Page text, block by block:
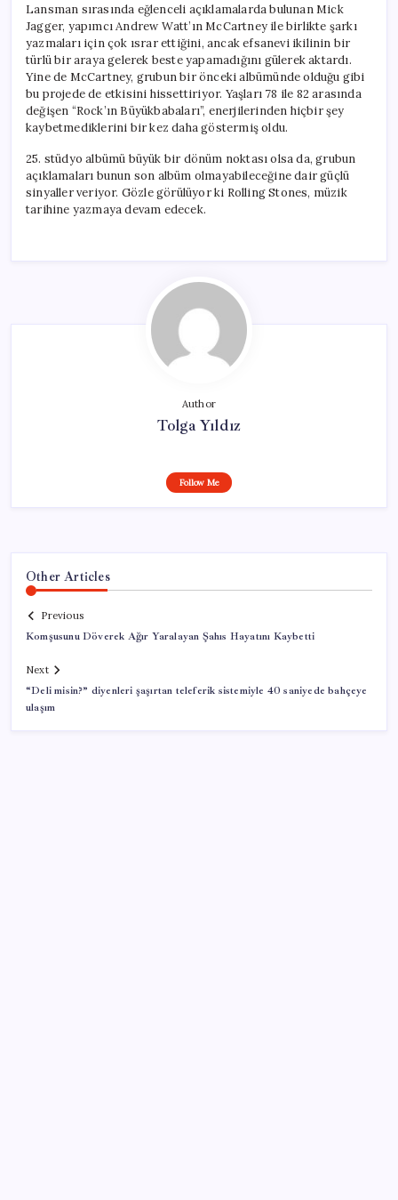
Lansman sırasında eğlenceli açıklamalarda bulunan Mick
Jagger, yapımcı Andrew Watt’ın McCartney ile birlikte şarkı
yazmaları için çok ısrar ettiğini, ancak efsanevi ikilinin bir
türlü bir araya gelerek beste yapamadığını gülerek aktardı.
Yine de McCartney, grubun bir önceki albümünde olduğu gibi
bu projede de etkisini hissettiriyor. Yaşları 78 ile 82 arasında
değişen “Rock’ın Büyükbabaları”, enerjilerinden hiçbir şey
kaybetmediklerini bir kez daha göstermiş oldu.
25. stüdyo albümü büyük bir dönüm noktası olsa da, grubun
açıklamaları bunun son albüm olmayabileceğine dair güçlü
sinyaller veriyor. Gözle görülüyor ki Rolling Stones, müzik
tarihine yazmaya devam edecek.
Author
Tolga Yıldız
Follow Me
Other Articles
Previous
Komşusunu Döverek Ağır Yaralayan Şahıs Hayatını Kaybetti
Next
“Deli misin?” diyenleri şaşırtan teleferik sistemiyle 40 saniyede bahçeye
ulaşım